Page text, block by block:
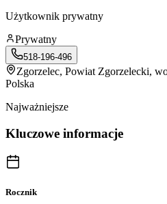
Użytkownik prywatny
Prywatny
518-196-496
Zgorzelec, Powiat Zgorzelecki,
Polska
Najważniejsze
Kluczowe informacje
Rocznik